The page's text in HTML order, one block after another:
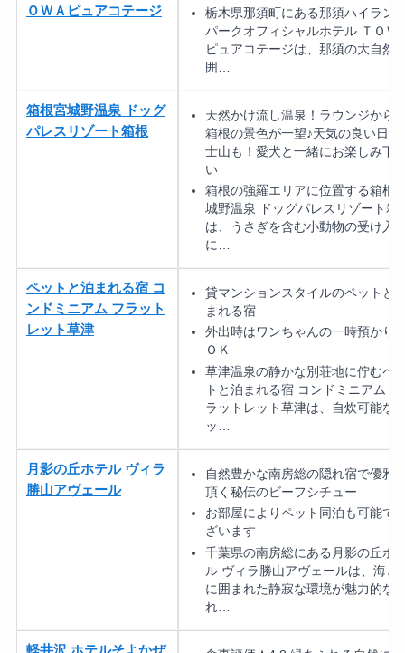
ＯＷＡピュアコテージ
栃木県那須町にある那須ハイラン
パークオフィシャルホテル ＴＯＷ
ピュアコテージは、那須の大自然
囲…
箱根宮城野温泉 ドッグ
パレスリゾート箱根
天然かけ流し温泉！ラウンジから
箱根の景色が一望♪天気の良い日は
士山も！愛犬と一緒にお楽しみ下
い
箱根の強羅エリアに位置する箱根
城野温泉 ドッグパレスリゾート箱
は、うさぎを含む小動物の受け入
に…
ペットと泊まれる宿 コ
ンドミニアム フラット
レット草津
貸マンションスタイルのペットと
まれる宿
外出時はワンちゃんの一時預かり
ＯＫ
草津温泉の静かな別荘地に佇むペ
トと泊まれる宿 コンドミニアム フ
ラットレット草津は、自炊可能な
ッ…
月影の丘ホテル ヴィラ
勝山アヴェール
自然豊かな南房総の隠れ宿で優雅
頂く秘伝のビーフシチュー
お部屋によりペット同泊も可能で
ざいます
千葉県の南房総にある月影の丘ホ
ル ヴィラ勝山アヴェールは、海と
に囲まれた静寂な環境が魅力的な
れ…